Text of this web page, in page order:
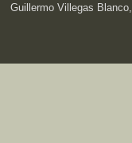
Guillermo Villegas